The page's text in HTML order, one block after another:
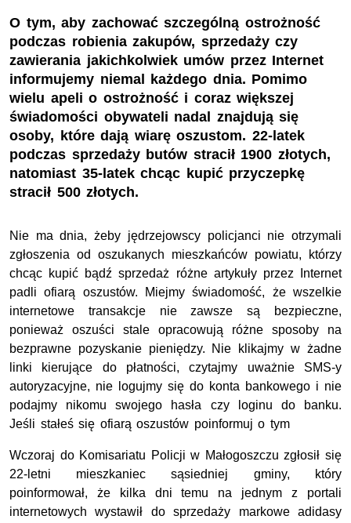
O tym, aby zachować szczególną ostrożność
podczas robienia zakupów, sprzedaży czy
zawierania jakichkolwiek umów przez Internet
informujemy niemal każdego dnia. Pomimo
wielu apeli o ostrożność i coraz większej
świadomości obywateli nadal znajdują się
osoby, które dają wiarę oszustom. 22-latek
podczas sprzedaży butów stracił 1900 złotych,
natomiast 35-latek chcąc kupić przyczepkę
stracił 500 złotych.
Nie ma dnia, żeby jędrzejowscy policjanci nie otrzymali
zgłoszenia od oszukanych mieszkańców powiatu, którzy
chcąc kupić bądź sprzedaż różne artykuły przez Internet
padli ofiarą oszustów. Miejmy świadomość, że wszelkie
internetowe transakcje nie zawsze są bezpieczne,
ponieważ oszuści stale opracowują różne sposoby na
bezprawne pozyskanie pieniędzy. Nie klikajmy w żadne
linki kierujące do płatności, czytajmy uważnie SMS-y
autoryzacyjne, nie logujmy się do konta bankowego i nie
podajmy nikomu swojego hasła czy loginu do banku.
Jeśli stałeś się ofiarą oszustów poinformuj o tym
Wczoraj do Komisariatu Policji w Małogoszczu zgłosił się
22-letni mieszkaniec sąsiedniej gminy, który
poinformował, że kilka dni temu na jednym z portali
internetowych wystawił do sprzedaży markowe adidasy